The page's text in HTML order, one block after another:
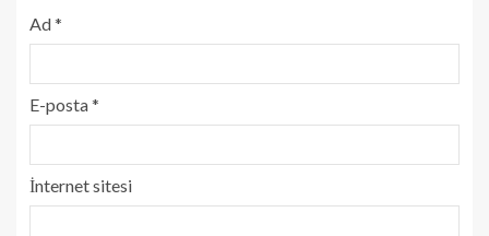
Ad*
E-posta*
İnternet sitesi